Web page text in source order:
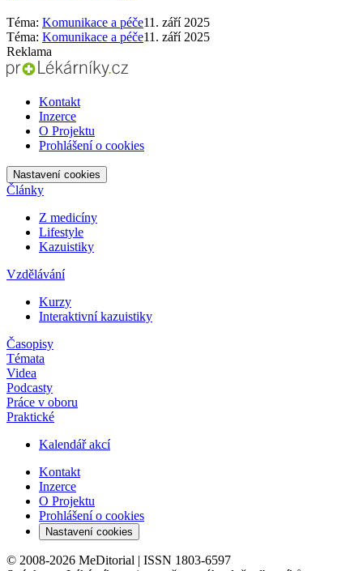
Téma: Komunikace a péče11. září 2025
Téma: Komunikace a péče11. září 2025
Reklama
Kontakt
Inzerce
O Projektu
Prohlášení o cookies
Nastavení cookies
Články
Z medicíny
Lifestyle
Kazuistiky
Vzdělávání
Kurzy
Interaktivní kazuistiky
Časopisy
Témata
Videa
Podcasty
Práce v oboru
Praktické
Kalendář akcí
Kontakt
Inzerce
O Projektu
Prohlášení o cookies
Nastavení cookies
© 2008-2026 MeDitorial | ISSN 1803-6597